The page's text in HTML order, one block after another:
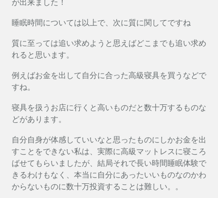
が出来ました！
睡眠時間については以上で、次に質に関してですね
質に至っては追い求めようと思えばどこまでも追い求め
れると思います。
例えばお金を出して自分に合った高級寝具を買うなどで
すね。
寝具を扱うお店に行くと高いものだと数十万するものな
どがあります。
自分自身が体感していいなと思ったものにしかお金を出
すことをできない私は、実際に高級マットレスに寝ころ
ばせてもらいましたが、結局それで長い時間睡眠体験で
きるわけもなく、本当に自分にあったいいものなのかわ
からないものに数十万投資することは難しい。。